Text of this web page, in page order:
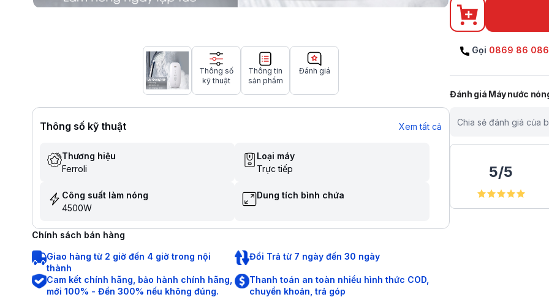
Thông số
kỹ thuật
Thông tin
sản phẩm
Đánh giá
Thông số kỹ thuật Xem tất cả
Thương hiệu
Ferroli
Loại máy
Trực tiếp
Công suất làm nóng
4500W
Dung tích bình chứa
Chính sách bán hàng
Giao hàng từ 2 giờ đến 4 giờ trong nội
thành
Đổi Trả từ 7 ngày đến 30 ngày
Cam kết chính hãng, bảo hành chính hãng,
mới 100% - Đền 300% nếu không đúng.
Thanh toán an toàn nhiều hình thức COD,
chuyển khoản, trả góp
Gọi 0869 86
Đánh giá Máy nước
Chia sẻ đánh giá của
5/5